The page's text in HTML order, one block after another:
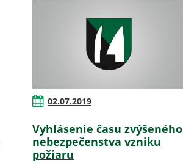
02.07.2019
Vyhlásenie času zvýšeného
nebezpečenstva vzniku
požiaru